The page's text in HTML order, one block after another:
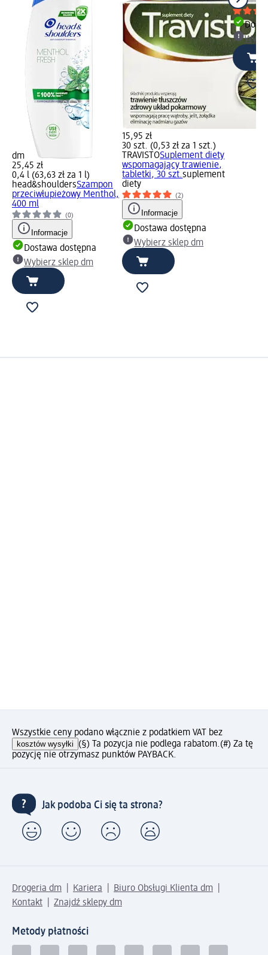
dm
25,45 zł
0,4 l (63,63 zł za 1 l)
head&shouldersSzampon
przeciwłupieżowy Menthol,
400 ml
(0)
Informacje
Dostawa dostępna
Wybierz sklep dm
15,95 zł
30 szt. (0,53 zł za 1 szt.)
TRAVISTOSuplement diety
wspomagający trawienie,
tabletki, 30 szt.suplement
diety
(2)
Informacje
Dostawa dostępna
Wybierz sklep dm
Wszystkie ceny podano włącznie z podatkiem VAT bez
kosztów wysyłki (§) Ta pozycja nie podlega rabatom.(#) Za tę
pozycję nie otrzymasz punktów PAYBACK.
Jak podoba Ci się ta strona?
Drogeria dm Kariera
Biuro Obsługi Klienta dm
Kontakt
Znajdź sklepy dm
Metody płatności